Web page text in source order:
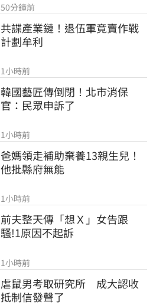
50分鐘前
共諜產業鏈！退伍軍竟賣作戰
計劃牟利
1小時前
韓國藝匠傳倒閉！北市消保
官：民眾申訴了
1小時前
爸媽領走補助棄養13親生兒！
他批縣府無能
1小時前
前夫整天傳「想Ｘ」女告跟
騷!1原因不起訴
1小時前
虐鼠男考取研究所　成大認收
抵制信發聲了